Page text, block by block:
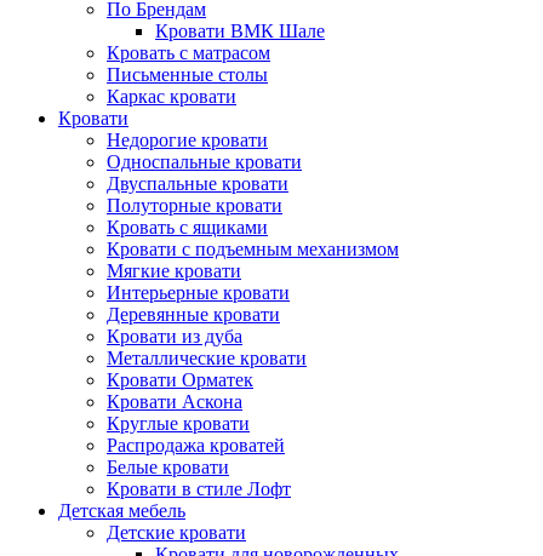
По Брендам
Кровати ВМК Шале
Кровать с матрасом
Письменные столы
Каркас кровати
Кровати
Недорогие кровати
Односпальные кровати
Двуспальные кровати
Полуторные кровати
Кровать с ящиками
Кровати с подъемным механизмом
Мягкие кровати
Интерьерные кровати
Деревянные кровати
Кровати из дуба
Металлические кровати
Кровати Орматек
Кровати Аскона
Круглые кровати
Распродажа кроватей
Белые кровати
Кровати в стиле Лофт
Детская мебель
Детские кровати